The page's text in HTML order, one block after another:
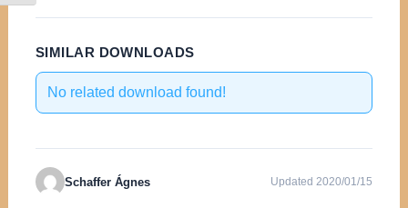
SIMILAR DOWNLOADS
No related download found!
Schaffer Ágnes Updated 2020/01/15